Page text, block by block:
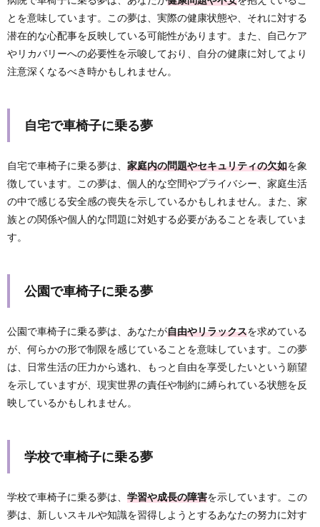
とを意味しています。この夢は、実際の健康状態や、それに対する
潜在的な心配事を反映している可能性があります。また、自己ケア
やリカバリーへの必要性を示唆しており、自分の健康に対してより
注意深くなるべき時かもしれません。
自宅で車椅子に乗る夢
自宅で車椅子に乗る夢は、 家庭内の問題やセキュリティの欠如を象
徴しています。この夢は、個人的な空間やプライバシー、家庭生活
の中で感じる安全感の喪失を示しているかもしれません。また、家
族との関係や個人的な問題に対処する必要があることを表していま
す。
公園で車椅子に乗る夢
公園で車椅子に乗る夢は、あなたが自由やリラックスを求めている
が、何らかの形で制限を感じていることを意味しています。この夢
は、日常生活の圧力から逃れ、もっと自由を享受したいという願望
を示していますが、現実世界の責任や制約に縛られている状態を反
映しているかもしれません。
学校で車椅子に乗る夢
学校で車椅子に乗る夢は、 学習や成長の障害を示しています。この
夢は、新しいスキルや知識を習得しようとするあなたの努力に対す